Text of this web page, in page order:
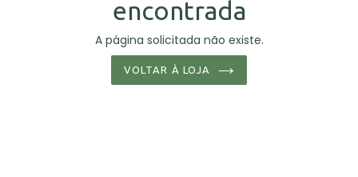
encontrada
A página solicitada não existe.
VOLTAR À LOJA